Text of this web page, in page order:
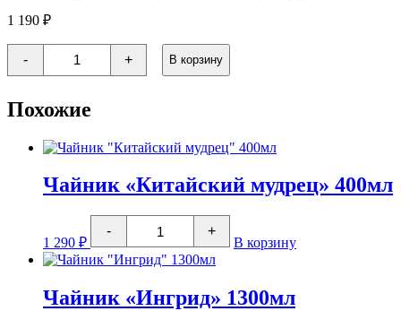
1 190 ₽
-
Количество
товара
Чайник
с
з/
550мл
+ В корзину
Похожие
Чайник «Китайский мудрец» 400мл
1 290 ₽
-
Количество
товара
Чайник
"Китайский
400мл
+
В корзину
Чайник «Ингрид» 1300мл